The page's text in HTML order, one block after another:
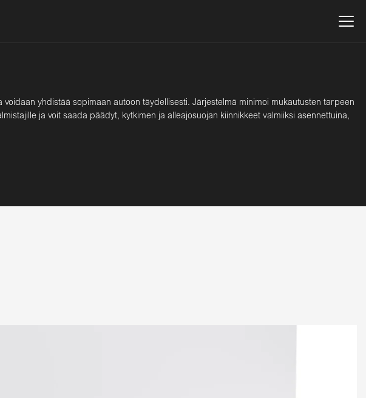
yhdistää sopimaan autoon täydellisesti. Järjestelmä minimoi mukautusten tarpeen
ja voit saada päädyt, kytkimen ja alleajosuojan kiinnikkeet valmiiksi asennettuina,